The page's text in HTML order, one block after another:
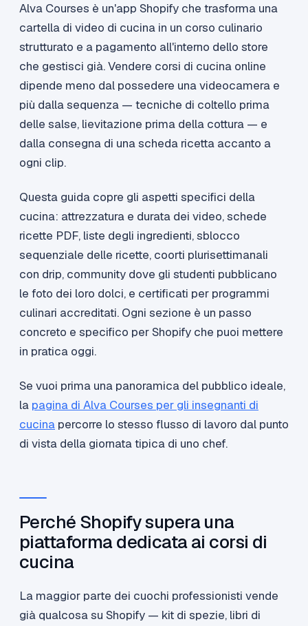
Alva Courses è un'app Shopify che trasforma una
cartella di video di cucina in un corso culinario
strutturato e a pagamento all'interno dello store
che gestisci già. Vendere corsi di cucina online
dipende meno dal possedere una videocamera e
più dalla sequenza — tecniche di coltello prima
delle salse, lievitazione prima della cottura — e
dalla consegna di una scheda ricetta accanto a
ogni clip.
Questa guida copre gli aspetti specifici della
cucina: attrezzatura e durata dei video, schede
ricette PDF, liste degli ingredienti, sblocco
sequenziale delle ricette, coorti plurisettimanali
con drip, community dove gli studenti pubblicano
le foto dei loro dolci, e certificati per programmi
culinari accreditati. Ogni sezione è un passo
concreto e specifico per Shopify che puoi mettere
in pratica oggi.
Se vuoi prima una panoramica del pubblico ideale,
la pagina di Alva Courses per gli insegnanti di
cucina percorre lo stesso flusso di lavoro dal punto
di vista della giornata tipica di uno chef.
Perché Shopify supera una
piattaforma dedicata ai corsi di
cucina
La maggior parte dei cuochi professionisti vende
già qualcosa su Shopify — kit di spezie, libri di